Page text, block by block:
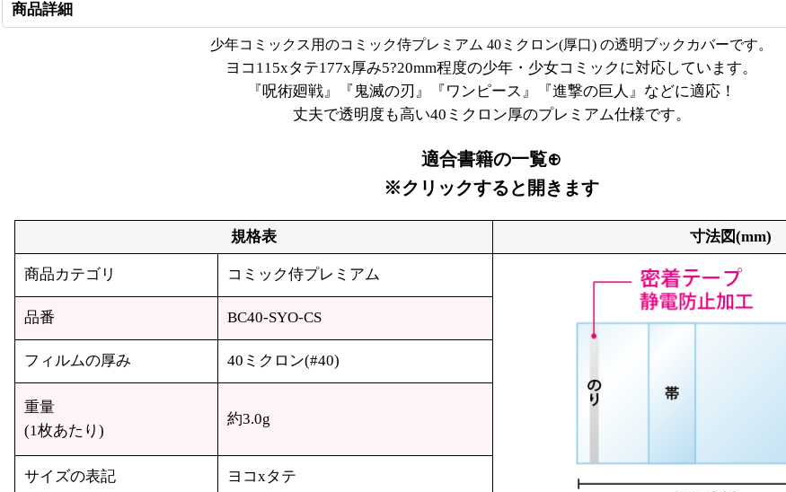
商品詳細
少年コミックス用のコミック侍プレミアム 40ミクロン(厚口) の透明ブックカバーです。
ヨコ115xタテ177x厚み5?20mm程度の少年・少女コミックに対応しています。
『呪術廻戦』『鬼滅の刃』『ワンピース』『進撃の巨人』などに適応！
丈夫で透明度も高い40ミクロン厚のプレミアム仕様です。
適合書籍の一覧⊕
※クリックすると開きます
規格表 寸法図(mm)
商品カテゴリ コミック侍プレミアム
品番 BC40-SYO-CS
フィルムの厚み 40ミクロン(#40)
重量
(1枚あたり)
約3.0g
サイズの表記 ヨコxタテ